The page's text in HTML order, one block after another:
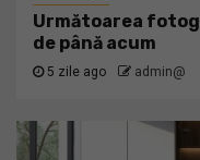
Următoarea
de până acum
5 zile ago admin@